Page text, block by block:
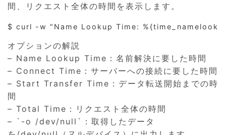
間、リクエスト全体の時間を表示します。
オプションの解説
– Name Lookup Time：名前解決に要した時間
– Connect Time：サーバーへの接続に要した時間
– Start Transfer Time：データ転送開始までの時
間
– Total Time：リクエスト全体の時間
– `-o /dev/null`：取得したデータ